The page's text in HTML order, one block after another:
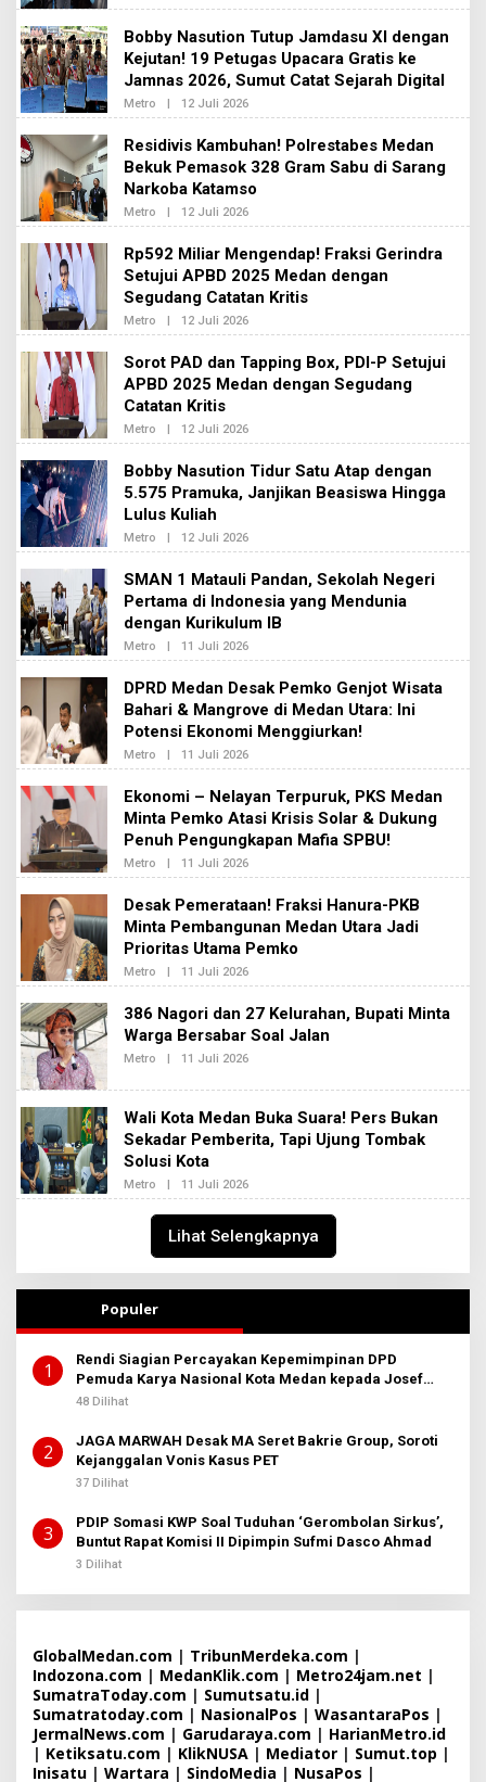
K
S
2
E
E
D
A
S
2
Bobby Nasution Tutup Jamdasu XI dengan
Kejutan! 19 Petugas Upacara Gratis ke
Jamnas 2026, Sumut Catat Sejarah Digital
Metro | 12 Juli 2026
L
H
R
D
K
I
2
Residivis Kambuhan! Polrestabes Medan
Bekuk Pemasok 328 Gram Sabu di Sarang
Narkoba Katamso
Metro | 12 Juli 2026
L
H
R
D
K
I
2
Rp592 Miliar Mengendap! Fraksi Gerindra
Setujui APBD 2025 Medan dengan
Segudang Catatan Kritis
Metro | 12 Juli 2026
L
H
R
K
2
Sorot PAD dan Tapping Box, PDI-P Setujui
APBD 2025 Medan dengan Segudang
Catatan Kritis
Metro | 12 Juli 2026
L
H
R
K
2
Bobby Nasution Tidur Satu Atap dengan
5.575 Pramuka, Janjikan Beasiswa Hingga
Lulus Kuliah
Metro | 12 Juli 2026
L
H
R
D
K
I
2
SMAN 1 Matauli Pandan, Sekolah Negeri
Pertama di Indonesia yang Mendunia
dengan Kurikulum IB
Metro | 11 Juli 2026
L
H
R
E
D
K
I
2
DPRD Medan Desak Pemko Genjot Wisata
Bahari & Mangrove di Medan Utara: Ini
Potensi Ekonomi Menggiurkan!
Metro | 11 Juli 2026
L
H
R
E
D
K
I
2
Ekonomi – Nelayan Terpuruk, PKS Medan
Minta Pemko Atasi Krisis Solar & Dukung
Penuh Pengungkapan Mafia SPBU!
Metro | 11 Juli 2026
L
H
R
E
D
K
I
2
Desak Pemerataan! Fraksi Hanura-PKB
Minta Pembangunan Medan Utara Jadi
Prioritas Utama Pemko
Metro | 11 Juli 2026
L
H
R
K
I
2
386 Nagori dan 27 Kelurahan, Bupati Minta
Warga Bersabar Soal Jalan
Metro | 11 Juli 2026
E
R
E
D
S
Wali Kota Medan Buka Suara! Pers Bukan
Sekadar Pemberita, Tapi Ujung Tombak
Solusi Kota
Metro | 11 Juli 2026
L
E
H
R
E
D
A
I
Lihat Selengkapnya
Populer
1
Rendi Siagian Percayakan Kepemimpinan DPD
Pemuda Karya Nasional Kota Medan kepada Josef
Sembiring
48 Dilihat
2
JAGA MARWAH Desak MA Seret Bakrie Group, Soroti
Kejanggalan Vonis Kasus PET
37 Dilihat
3
PDIP Somasi KWP Soal Tuduhan ‘Gerombolan Sirkus’,
Buntut Rapat Komisi II Dipimpin Sufmi Dasco Ahmad
3 Dilihat
GlobalMedan.com | TribunMerdeka.com |
Indozona.com | MedanKlik.com | Metro24jam.net |
SumatraToday.com | Sumutsatu.id |
Sumatratoday.com | NasionalPos | WasantaraPos |
JermalNews.com | Garudaraya.com | HarianMetro.id
| Ketiksatu.com | KlikNUSA | Mediator | Sumut.top |
Inisatu | Wartara | SindoMedia | NusaPos |